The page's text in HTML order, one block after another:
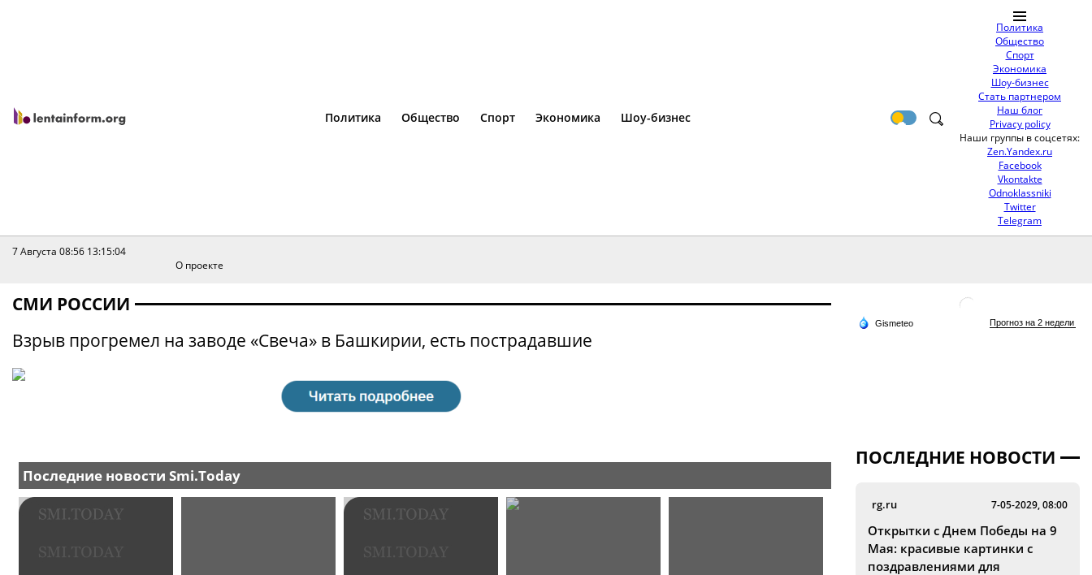
Политика Общество Спорт Экономика Шоу-бизнес
Политика
Общество
Спорт
Экономика
Шоу-бизнес
Стать партнером
Наш блог
Privacy policy
Наши группы в соцсетях:
Zen.Yandex.ru
Facebook
Vkontakte
Odnoklassniki
Twitter
Telegram
7 Августа 08:56 13:15:04
О проекте
СМИ РОССИИ
Взрыв прогремел на заводе «Свеча» в Башкирии, есть пострадавшие
ПОСЛЕДНИЕ НОВОСТИ
rg.ru 7-05-2029, 08:00
Открытки с Днем Победы на 9
Мая: красивые картинки с
поздравлениями для